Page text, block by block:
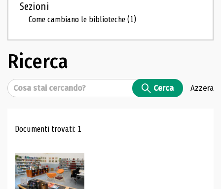
Sezioni
Come cambiano le biblioteche(1)
Ricerca
Cerca Cerca Azzera
Risultati di ricerca
Documenti trovati: 1